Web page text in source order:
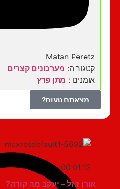
Matan Peretz
קטגוריה:מערכונים קצרים
אומנים :מתן פרץ
מצאתם טעות?
00:01:13
אורן זוזל – יעקב מה קורה?